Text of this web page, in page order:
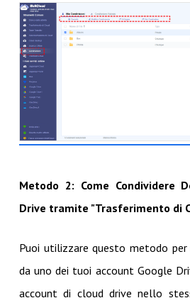
Metodo 2: Come Condividere
Drive tramite "Trasferimento di
Puoi utilizzare questo metodo per
da uno dei tuoi account Google
account di cloud drive nello